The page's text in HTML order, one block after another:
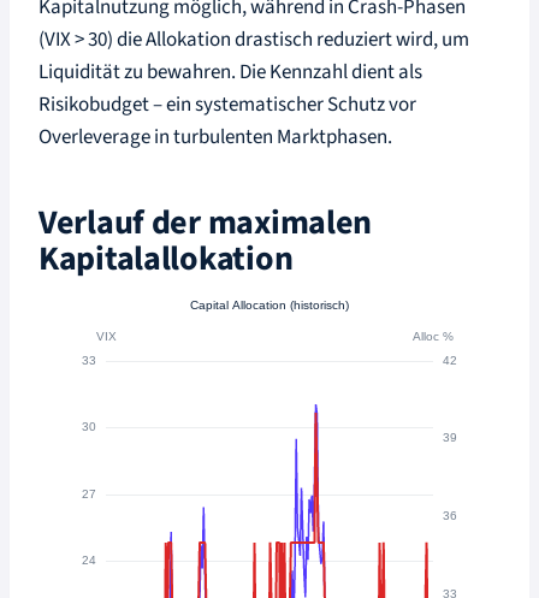
Kapitalnutzung möglich, während in Crash-Phasen
(VIX > 30) die Allokation drastisch reduziert wird, um
Liquidität zu bewahren. Die Kennzahl dient als
Risikobudget – ein systematischer Schutz vor
Overleverage in turbulenten Marktphasen.
Verlauf der maximalen
Kapitalallokation